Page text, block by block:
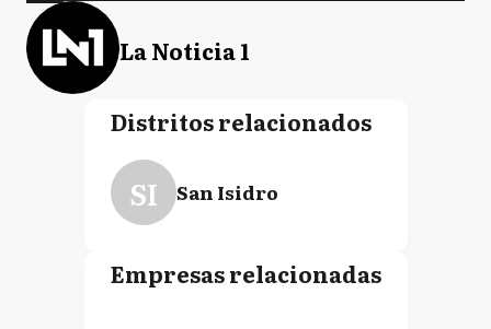
La Noticia 1
Distritos relacionados
SI San Isidro
Empresas relacionadas